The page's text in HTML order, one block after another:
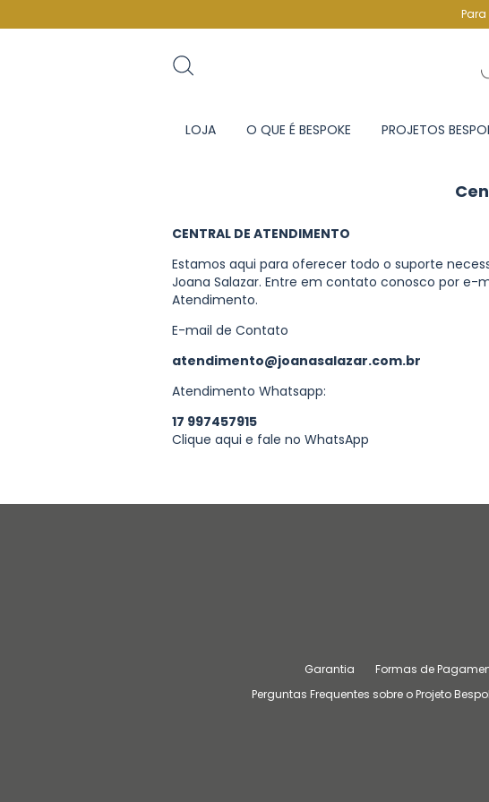
LOJA O QUE É BESPOKE PROJETOS
CENTRAL DE ATENDIMENTO
Estamos aqui para oferecer todo o suporte
Joana Salazar. Entre em contato conosco por e-
Atendimento.
E-mail de Contato
atendimento@joanasalazar.com.br
Atendimento Whatsapp:
17 997457915
Clique aqui e fale no WhatsApp
Garantia Formas de
Perguntas Frequentes sobre o Projeto